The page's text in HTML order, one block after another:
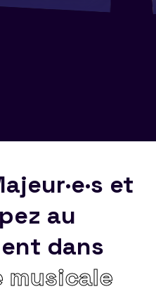
et
au
dans
musicale